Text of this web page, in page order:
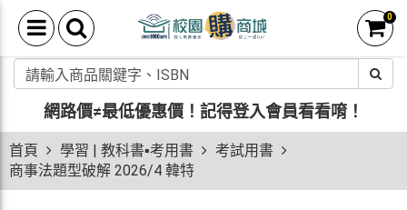
0
網路價≠最低優惠價！ 記得登入會員看看唷！
首頁 學習 | 教科書▪考用書
考試用書
商事法題型破解 2026/4 韓特